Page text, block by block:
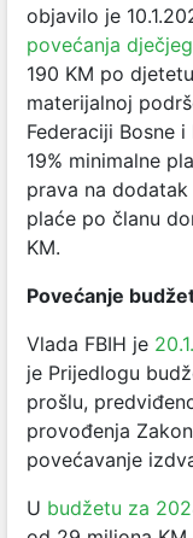
objavilo je
povećanja
190 KM po
materijalnoj
Federaciji Bosne
19% minimalne
prava na
plaće po članu
KM.
Povećanje
Vlada FBIH je
je Prijedlogu
prošlu,
provođenja
povećavanje
U budžetu za